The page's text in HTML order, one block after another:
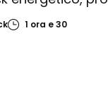
1 ora e 30